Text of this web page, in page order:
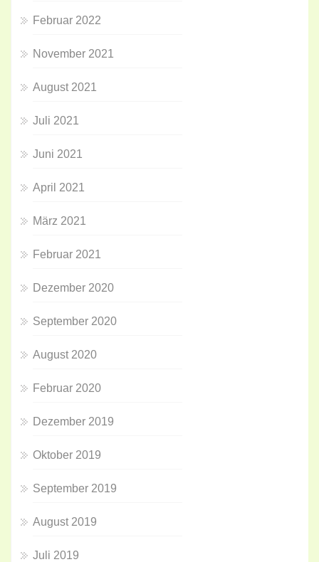
Februar 2022
November 2021
August 2021
Juli 2021
Juni 2021
April 2021
März 2021
Februar 2021
Dezember 2020
September 2020
August 2020
Februar 2020
Dezember 2019
Oktober 2019
September 2019
August 2019
Juli 2019